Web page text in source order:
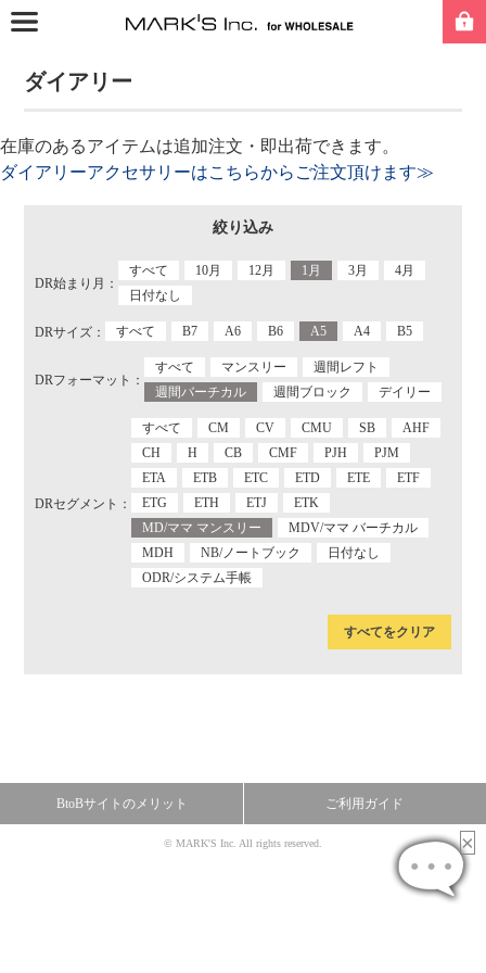
ダイアリー
在庫のあるアイテムは追加注文・即出荷できます。
ダイアリーアクセサリーはこちらからご注文頂けます≫
絞り込み
DR始まり月：
すべて 10月 12月 1月 3月
4月
日付なし
DRサイズ： すべて B7 A6 B6 A5 A4 B5
DRフォーマット：
すべて マンスリー
週間レフト
週間バーチカル
週間ブロック デイリー
DRセグメント：
すべて CM CV CMU SB
AHF
CH
H CB CMF PJH
PJM
ETA
ETB ETC ETD ETE
ETF
ETG
ETH ETJ
ETK
MD/ママ マンスリー
MDV/ママ バーチカル
MDH
NB/ノートブック
日付なし
ODR/システム手帳
すべてをクリア
BtoBサイトのメリット ご利用ガイド
© MARK'S Inc. All rights reserved.